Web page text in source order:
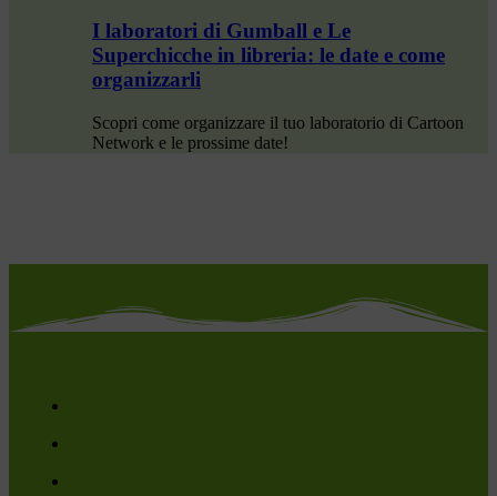
I laboratori di Gumball e Le
Superchicche in libreria: le date e come
organizzarli
Scopri come organizzare il tuo laboratorio di Cartoon
Network e le prossime date!